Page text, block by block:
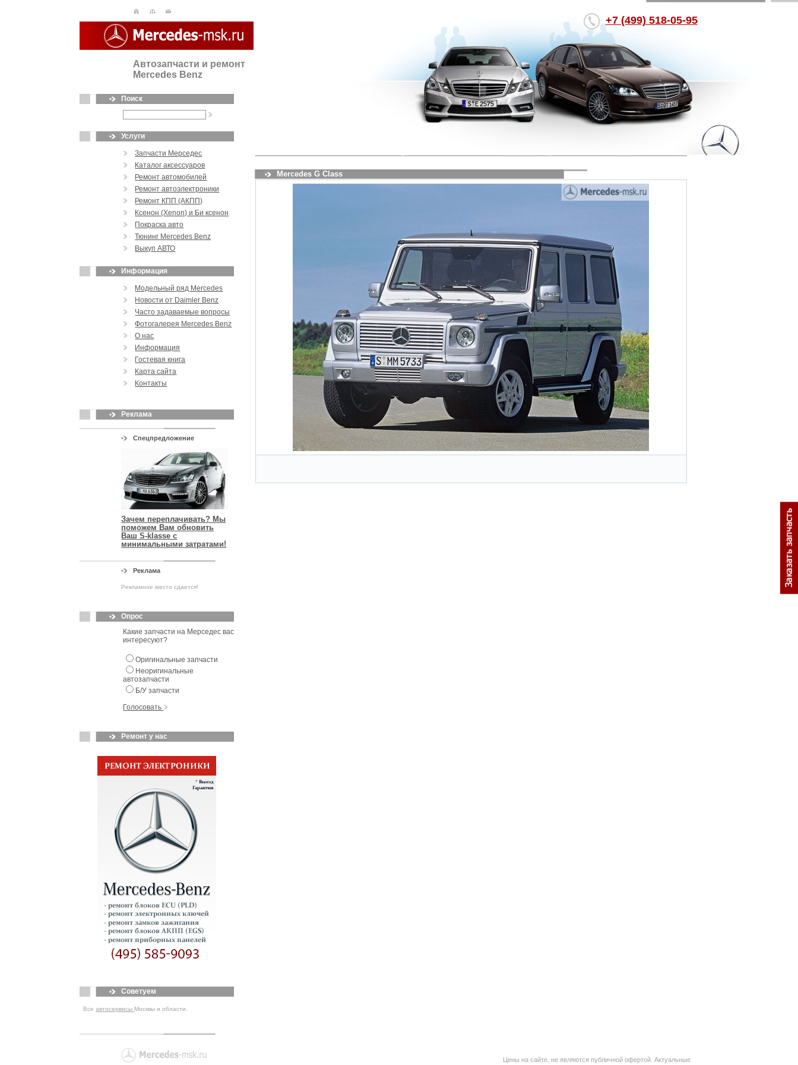
+7 (499) 518-05-95
Автозапчасти и ремонт
Mercedes Benz
Поиск
Услуги
Запчасти Мерседес
Каталог аксессуаров
Ремонт автомобилей
Ремонт автоэлектроники
Ремонт КПП (АКПП)
Ксенон (Xenon) и Би ксенон
Покраска авто
Тюнинг Mercedes Benz
Выкуп АВТО
Информация
Модельный ряд Mercedes
Новости от Daimler Benz
Часто задаваемые вопросы
Фотогалерея Mercedes Benz
О нас
Информация
Гостевая книга
Карта сайта
Контакты
Реклама
Спецпредложение
Зачем переплачивать? Мы
поможем Вам обновить
Ваш S-klasse с
минимальными затратами!
Реклама
Рекламное место сдается!
Опрос
Какие запчасти на Мерседес вас
интересуют?
Оригинальные запчасти
Неоригинальные
автозапчасти
Б/У запчасти
Голосовать
Ремонт у нас
Советуем
Всеавтосервисы Москвы и области.
Mercedes G Class
Цены на сайте, не являются публичной офертой. Актуальные